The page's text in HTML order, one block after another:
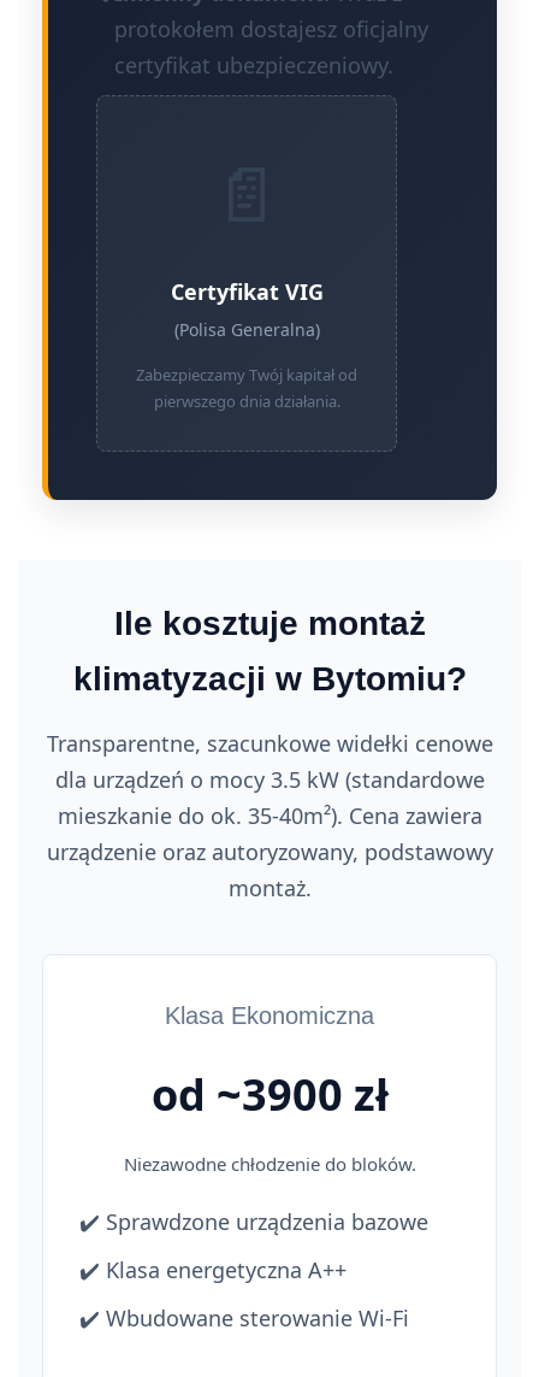
protokołem dostajesz oficjalny
certyfikat ubezpieczeniowy.
Certyfikat VIG
(Polisa Generalna)
Zabezpieczamy Twój kapitał od
pierwszego dnia działania.
Ile kosztuje montaż
klimatyzacji w Bytomiu?
Transparentne, szacunkowe widełki cenowe
dla urządzeń o mocy 3.5 kW (standardowe
mieszkanie do ok. 35-40m²). Cena zawiera
urządzenie oraz autoryzowany, podstawowy
montaż.
Klasa Ekonomiczna
od ~3900 zł
Niezawodne chłodzenie do bloków.
✔️ Sprawdzone urządzenia bazowe
✔️ Klasa energetyczna A++
✔️ Wbudowane sterowanie Wi-Fi